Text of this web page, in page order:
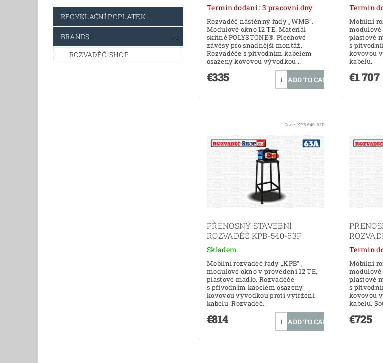
RECYKLAČNÍ POPLATEK
BRANDS
ROZVADĚČ-SHOP
Termin dodaní : 3 pracovní dny
Rozvaděč nástěnný řady „WMB“.
Modulové okno 12 TE. Materiál
skříně POLYSTONE®. Plechové
závěsy pro snadnější montáž.
Rozvaděče s přívodním kabelem
osazeny kovovou vývodkou...
€335
Mobilní
modulové
plastové
s
kovovou
kabelu.
€1 707
Code: KPB-540-63P
PŘENOSNÝ STAVEBNÍ
ROZVADĚČ KPB-540-63P
Skladem
Mobilní rozvaděč řady „KPB“ ,
modulové okno v provedení 12 TE,
plastové madlo. Rozvaděče
s přívodním kabelem osazeny
kovovou vývodkou proti vytržení
kabelu. Rozvaděč...
€814
Mobilní
modulové
plastové
s
kovovou
kabelu.
€725